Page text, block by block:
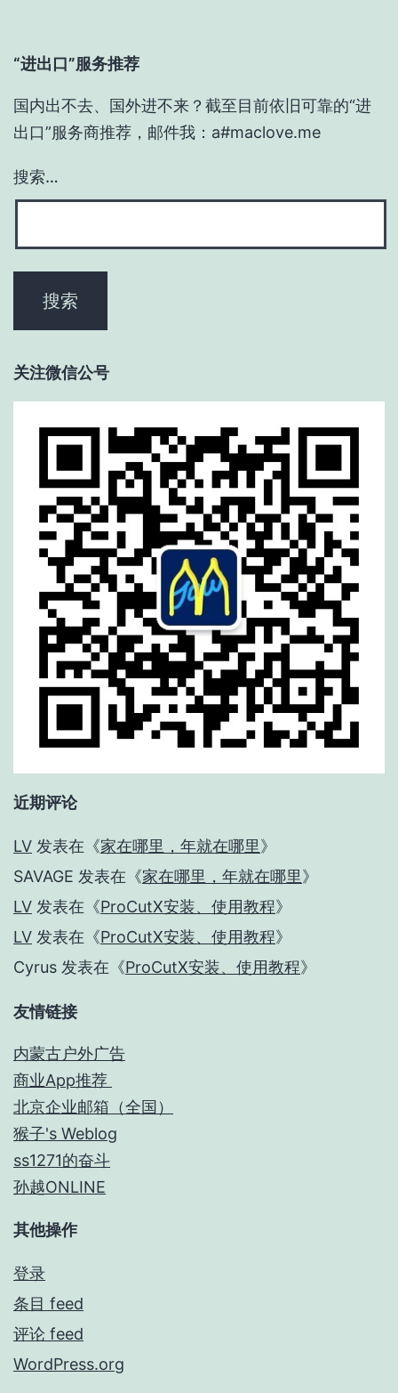
“进出口”服务推荐
国内出不去、国外进不来？截至目前依旧可靠的“进
出口”服务商推荐，邮件我：a#maclove.me
搜索…
关注微信公号
近期评论
LV 发表在《家在哪里，年就在哪里》
SAVAGE 发表在《家在哪里，年就在哪里》
LV 发表在《ProCutX安装、使用教程》
LV 发表在《ProCutX安装、使用教程》
Cyrus 发表在《ProCutX安装、使用教程》
友情链接
内蒙古户外广告
商业App推荐
北京企业邮箱（全国）
猴子's Weblog
ss1271的奋斗
孙越ONLINE
其他操作
登录
条目 feed
评论 feed
WordPress.org